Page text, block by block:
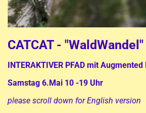
CATCAT - "WaldWandel"
INTERAKTIVER PFAD mit
Samstag 6.Mai 10 -19 Uhr
please scroll down for English version